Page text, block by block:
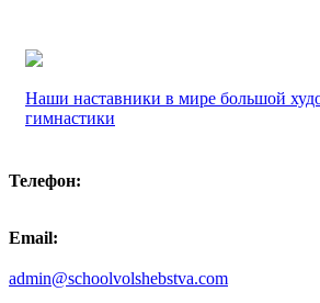
Наши наставники в мире большой
гимнастики
Телефон:
Email:
admin@schoolvolshebstva.com